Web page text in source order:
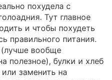
похудела с
Тут главное
и чтобы похудеть
правильного питания.
вообще
полезное), булки и хлеб
заменить на